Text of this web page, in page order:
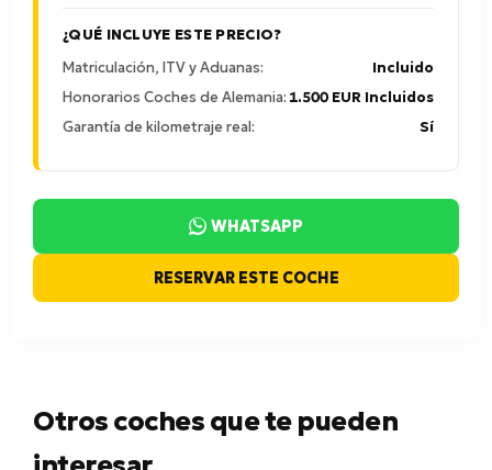
¿QUÉ INCLUYE ESTE PRECIO?
Matriculación, ITV y Aduanas:
Incluido
Honorarios Coches de Alemania: 1.500 EUR Incluidos
Garantía de kilometraje real:
Sí
WHATSAPP
RESERVAR ESTE COCHE
Otros coches que te pueden